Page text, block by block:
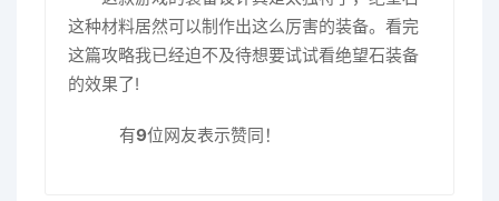
这种材料居然可以制作出这么厉害的装备。看完
这篇攻略我已经迫不及待想要试试看绝望石装备
的效果了!
有9位网友表示赞同！